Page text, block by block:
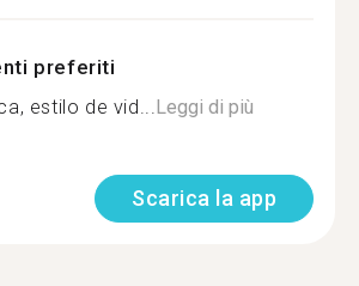
preferiti
estilo de vid... Leggi di più
Scarica la app